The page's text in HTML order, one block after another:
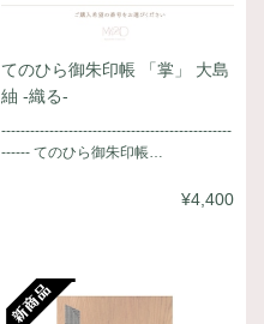
てのひら御朱印帳 「掌」 大島
紬 -織る-
------------------------------------------------
------ てのひら御朱印帳…
¥4,400